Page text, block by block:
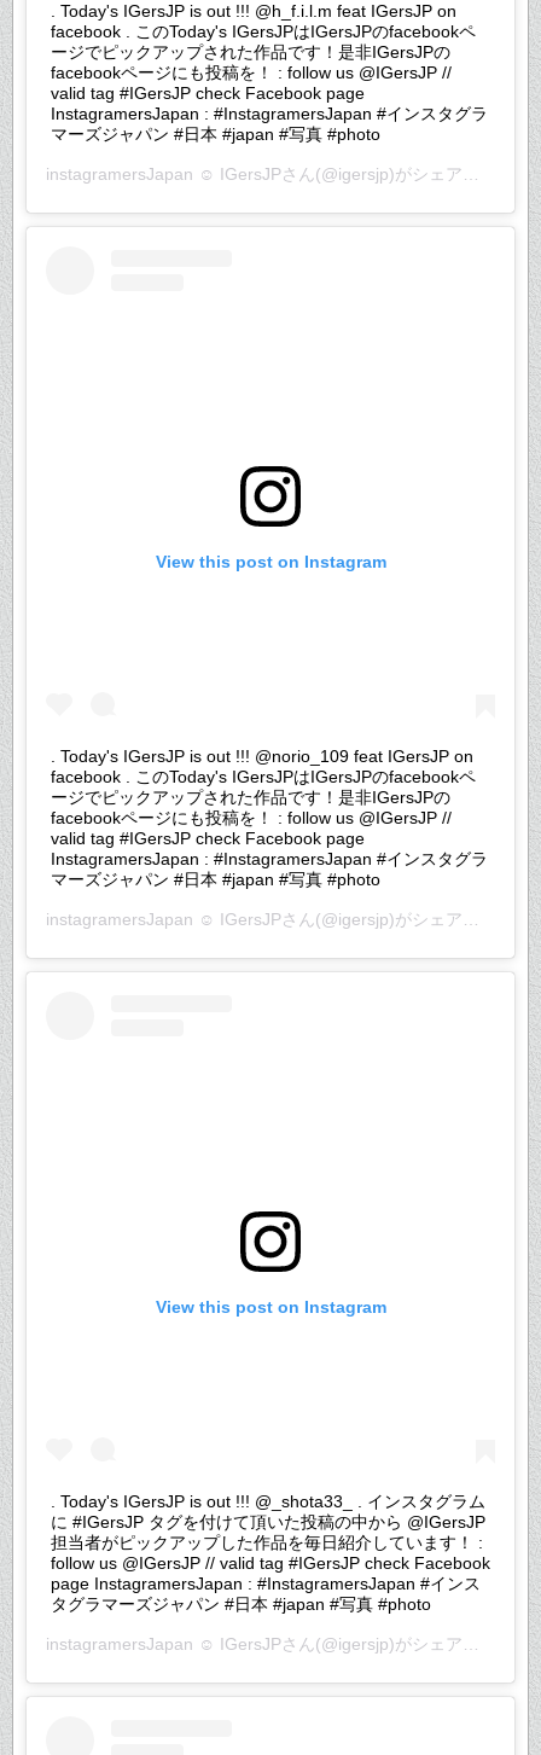
. Today's IGersJP is out !!! @h_f.i.l.m feat IGersJP on
facebook . このToday's IGersJPはIGersJPのfacebookペ
ージでピックアップされた作品です！是非IGersJPの
facebookページにも投稿を！ : follow us @IGersJP //
valid tag #IGersJP check Facebook page
InstagramersJapan : #InstagramersJapan #インスタグラ
マーズジャパン #日本 #japan #写真 #photo
instagramersJapan ☺︎ IGersJPさん(@igersjp)がシェアした投稿 –
View this post on Instagram
. Today's IGersJP is out !!! @norio_109 feat IGersJP on
facebook . このToday's IGersJPはIGersJPのfacebookペ
ージでピックアップされた作品です！是非IGersJPの
facebookページにも投稿を！ : follow us @IGersJP //
valid tag #IGersJP check Facebook page
InstagramersJapan : #InstagramersJapan #インスタグラ
マーズジャパン #日本 #japan #写真 #photo
instagramersJapan ☺︎ IGersJPさん(@igersjp)がシェアした投稿 –
View this post on Instagram
. Today's IGersJP is out !!! @_shota33_ . インスタグラム
に #IGersJP タグを付けて頂いた投稿の中から @IGersJP
担当者がピックアップした作品を毎日紹介しています！ :
follow us @IGersJP // valid tag #IGersJP check Facebook
page InstagramersJapan : #InstagramersJapan #インス
タグラマーズジャパン #日本 #japan #写真 #photo
instagramersJapan ☺︎ IGersJPさん(@igersjp)がシェアした投稿 –